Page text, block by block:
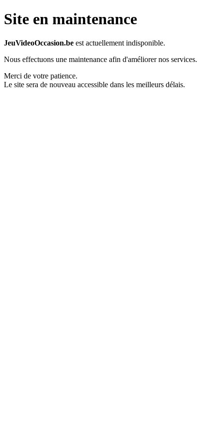
Site en maintenance
JeuVideoOccasion.be est actuellement indisponible.
Nous effectuons une maintenance afin d'améliorer nos services.
Merci de votre patience.
Le site sera de nouveau accessible dans les meilleurs délais.